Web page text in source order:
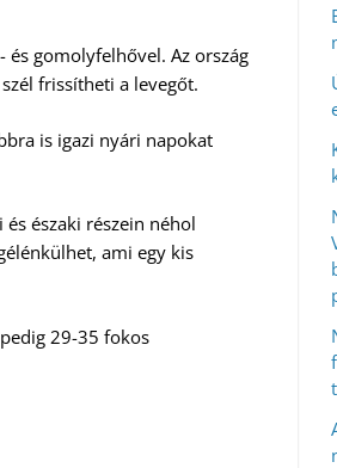
gomolyfelhővel. Az ország
frissítheti a levegőt.
is igazi nyári napokat
északi részein néhol
ami egy kis
29-35 fokos